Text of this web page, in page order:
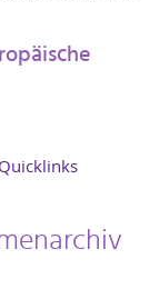
Quicklinks